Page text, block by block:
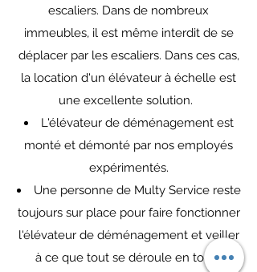
escaliers. Dans de nombreux
immeubles, il est même interdit de se
déplacer par les escaliers. Dans ces cas,
la location d'un élévateur à échelle est
une excellente solution.
L'élévateur de déménagement est
monté et démonté par nos employés
expérimentés.
Une personne de Multy Service reste
toujours sur place pour faire fonctionner
l'élévateur de déménagement et veiller
à ce que tout se déroule en toute